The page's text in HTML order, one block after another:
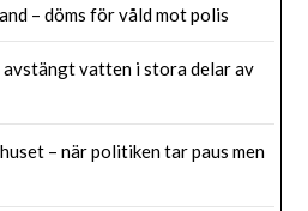
– döms för våld mot polis
vatten i stora delar av
– när politiken tar paus men